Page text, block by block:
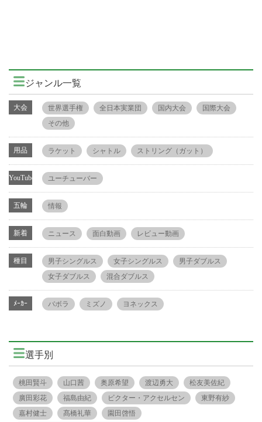
ジャンル一覧
大会 世界選手権 全日本実業団 国内大会
国際大会
その他
用品 ラケット シャトル ストリング（ガット）
YouTube ユーチューバー
五輪 情報
新着 ニュース 面白動画 レビュー動画
種目 男子シングルス 女子シングルス
男子ダブルス
女子ダブルス
混合ダブルス
ﾒｰｶｰ バボラ ミズノ ヨネックス
選手別
桃田賢斗 山口茜 奥原希望 渡辺勇大
松友美佐紀
廣田彩花
福島由紀 ビクター・アクセルセン
東野有紗
嘉村健士
髙橋礼華
園田啓悟